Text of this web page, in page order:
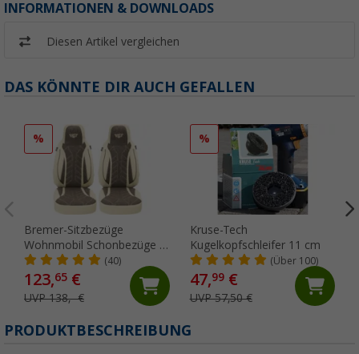
INFORMATIONEN & DOWNLOADS
Diesen Artikel vergleichen
DAS KÖNNTE DIR AUCH GEFALLEN
%
Bremer-Sitzbezüge
Wohnmobil Schonbezüge 2
Stück für Ducato / Jumper /
Boxer beige/braun
(40)
123,65 €
UVP 138,- €
%
Kruse-Tech
Kugelkopfschleifer 11 cm
(Über 100)
47,99€
UVP 57,50 €
PRODUKTBESCHREIBUNG